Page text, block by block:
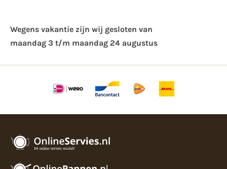
Wegens vakantie zijn wij gesloten van ​
maandag 3 t/m maandag 24 augustus